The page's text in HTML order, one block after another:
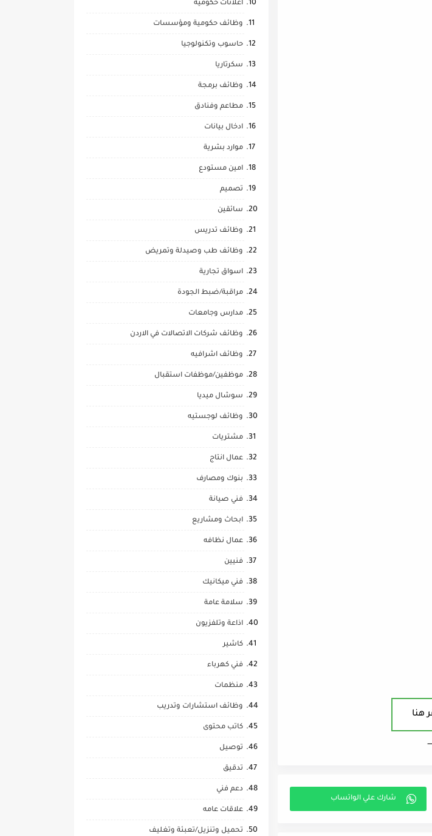
هنا
اعلانات حكومية
وظائف حكومية ومؤسسات
حاسوب وتكنولوجيا
سكرتاريا
وظائف برمجة
مطاعم وفنادق
ادخال بيانات
موارد بشرية
امين مستودع
تصميم
سائقين
وظائف تدريس
وظائف طب وصيدلة وتمريض
اسواق تجارية
مراقبة/ضبط الجودة
مدارس وجامعات
وظائف شركات الاتصالات في الاردن
وظائف اشرافيه
موظفين/موظفات استقبال
سوشال ميديا
وظائف لوجستيه
مشتريات
عمال انتاج
بنوك ومصارف
فني صيانة
ابحاث ومشاريع
عمال نظافه
فنيين
فني ميكانيك
سلامة عامة
اذاعة وتلفزيون
كاشير
فني كهرباء
منظمات
وظائف استشارات وتدريب
كاتب محتوى
توصيل
تدقيق
دعم فني
علاقات عامه
تحميل وتنزيل/تعبئة وتغليف